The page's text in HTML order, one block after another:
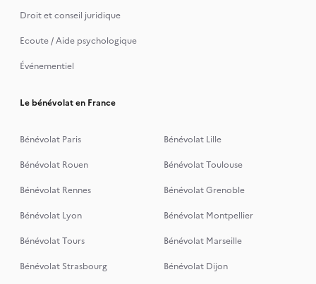
Droit et conseil juridique
Ecoute / Aide psychologique
Événementiel
Le bénévolat en France
Bénévolat Paris
Bénévolat Lille
Bénévolat Rouen
Bénévolat Toulouse
Bénévolat Rennes
Bénévolat Grenoble
Bénévolat Lyon
Bénévolat Montpellier
Bénévolat Tours
Bénévolat Marseille
Bénévolat Strasbourg
Bénévolat Dijon